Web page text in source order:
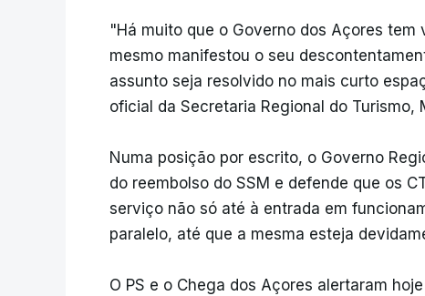
"Há muito que o Governo dos Açores
mesmo manifestou o seu
assunto seja resolvido no mais curto
oficial da Secretaria Regional do Turismo,
Numa posição por escrito, o Governo
do reembolso do SSM e defende que os
serviço não só até à entrada em
paralelo, até que a mesma esteja
O PS e o Chega dos Açores alertaram